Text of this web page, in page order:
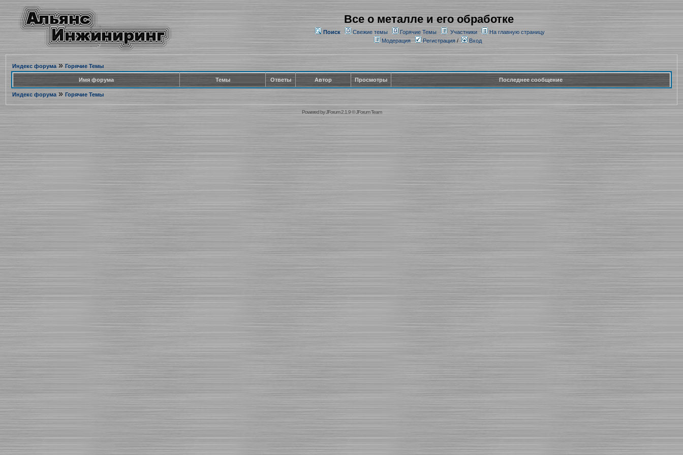
Все о металле и его обработке
Поиск Свежие темы Горячие Темы Участники
На главную страницу
Модерация
Регистрация/ Вход
Индекс форума» Горячие Темы
Имя форума Темы Ответы Автор Просмотры Последнее сообщение
Индекс форума» Горячие Темы
Powered byJForum 2.1.9©JForum Team